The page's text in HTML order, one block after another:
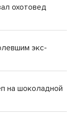
охотовед
экс-
на шоколадной